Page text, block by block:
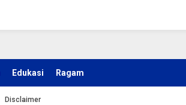
Edukasi Ragam
Disclaimer